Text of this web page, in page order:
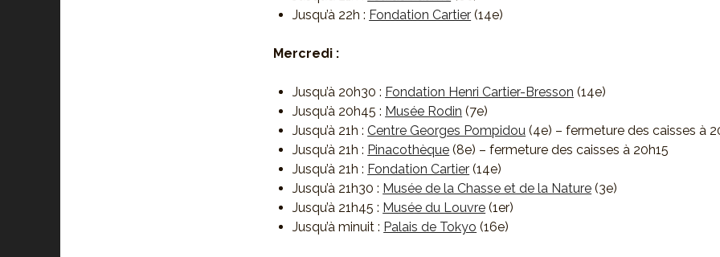
Jusqu’à 22h : Fondation Cartier (14e)
Mercredi :
Jusqu’à 20h30 : Fondation Henri Cartier-Bresson (14e)
Jusqu’à 20h45 : Musée Rodin (7e)
Jusqu’à 21h :Centre Georges Pompidou (4e) – fermeture des caisses à
Jusqu’à 21h : Pinacothèque (8e) – fermeture des caisses à 20h15
Jusqu’à 21h : Fondation Cartier (14e)
Jusqu’à 21h30 : Musée de la Chasse et de la Nature (3e)
Jusqu’à 21h45 : Musée du Louvre (1er)
Jusqu’à minuit : Palais de Tokyo (16e)